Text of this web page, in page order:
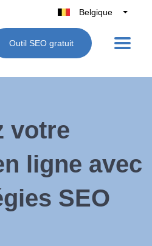
Belgique
België
Nederland
Outil SEO gratuit
votre
ligne avec
SEO